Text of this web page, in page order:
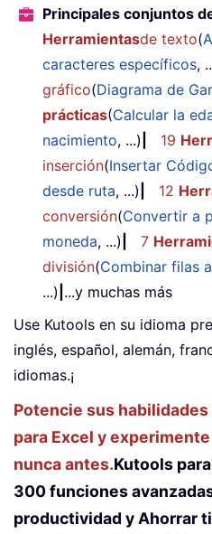
Principales conjuntos
Herramientasde texto(
caracteres específicos,
gráfico(Diagrama de
prácticas(Calcular la
nacimiento, ...) 19
inserción(Insertar
desde ruta, ...) 12
conversión(Convertir a
moneda, ...) 7
división(Combinar filas
...) ...y muchas más
Use Kutools en su idioma
inglés, español, alemán,
idiomas.¡
Potencie sus
para Excel y
nunca antes.Kutools
300 funciones
productividad y Ahorrar